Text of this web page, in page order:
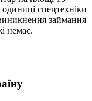
одиниці спецтехніки
займання
немає.